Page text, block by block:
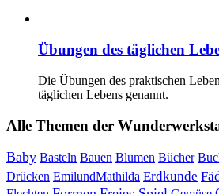
Übungen des täglichen
Die Übungen des praktischen
täglichen Lebens genannt.
Alle Themen der
Baby Basteln Bauen Blumen Bücher
Drücken EmilundMathilda Erdkunde